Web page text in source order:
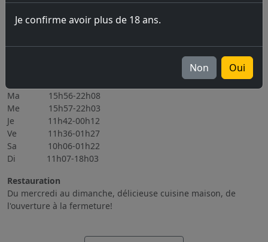
Je confirme avoir plus de 18 ans.
Non Oui
06.11.2026 Brassin Public 6-7.11.2026
Ma 15h56-22h08
Me 15h57-22h03
Je 11h42-00h12
Ve 11h36-01h27
Sa 10h06-01h22
Di 11h07-18h03
Restauration
Du mercredi au dimanche, délicieuse cuisine maison, de
l'ouverture à la fermeture!